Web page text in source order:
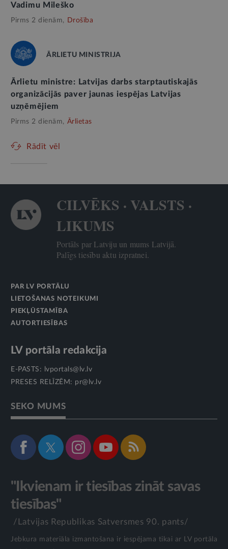
Vadimu Mileško
Pirms 2 dienām, Drošība
ĀRLIETU MINISTRIJA
Ārlietu ministre: Latvijas darbs starptautiskajās
organizācijās paver jaunas iespējas Latvijas
uzņēmējiem
Pirms 2 dienām, Ārlietas
Rādīt vēl
CILVĒKS · VALSTS ·
LIKUMS
Portāls par Latviju un mums Latvijā.
Palīgs tiesību aktu izpratnei.
PAR LV PORTĀLU
LIETOŠANAS NOTEIKUMI
PIEKĻŪSTAMĪBA
AUTORTIESĪBAS
LV portāla redakcija
E-PASTS:
lvportals@lv.lv
PRESES RELĪZĒM: pr@lv.lv
SEKO MUMS
"Ikvienam ir tiesības zināt savas
tiesības"
/Latvijas Republikas Satversmes 90. pants/
Jebkura materiāla izmantošana ir iespējama tikai ar LV portāla